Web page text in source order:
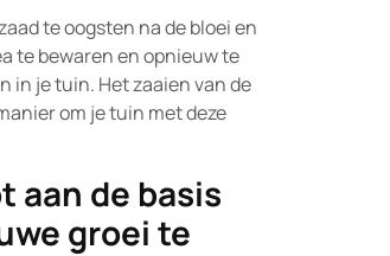
te oogsten na de bloei en
te bewaren en opnieuw te
in je tuin. Het zaaien van de
om je tuin met deze
aan de basis
groei te